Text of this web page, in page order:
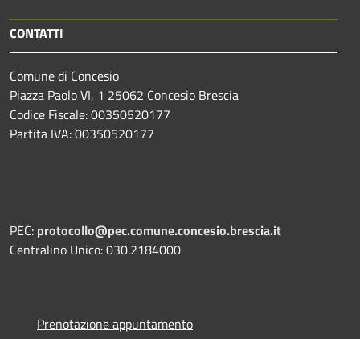
CONTATTI
Comune di Concesio
Piazza Paolo VI, 1 25062 Concesio Brescia
Codice Fiscale: 00350520177
Partita IVA: 00350520177
PEC: protocollo@pec.comune.concesio.brescia.it
Centralino Unico: 030.2184000
Prenotazione appuntamento